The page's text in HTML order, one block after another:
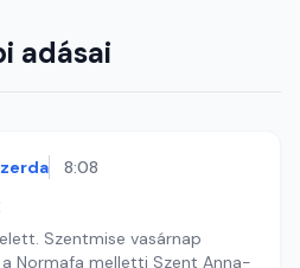
adásai
8:08
Szentmise vasárnap
Normafa melletti Szent Anna-